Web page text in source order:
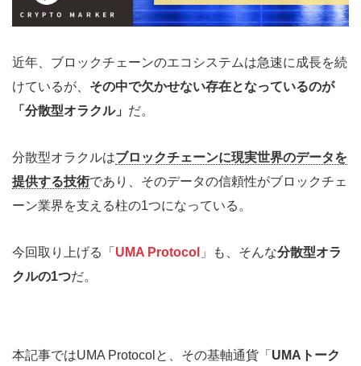
近年、ブロックチェーンのエコシステムは急速に成長を続
けているが、 その中で欠かせない存在となっているのが
「分散型オラクル」 だ。
分散型オラクルはブロックチェーンに現実世界のデータを
提供する技術であり、そのデータの信頼性がブロックチェ
ーン業界を支える柱の1つになっている。
今回取り上げる「 UMA Protocol 」も、そんな分散型オラ
クルの1つだ。
本記事ではUMA Protocolと、その基軸通貨「 UMAトーク